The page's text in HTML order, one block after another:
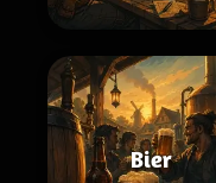
Bier